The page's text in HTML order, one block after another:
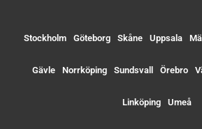
Stockholm Göteborg Skåne Uppsala
Gävle Norrköping Sundsvall Örebro
Linköping Umeå